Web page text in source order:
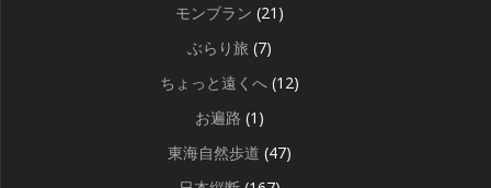
モンブラン (21)
ぶらり旅 (7)
ちょっと遠くへ (12)
お遍路 (1)
東海自然歩道 (47)